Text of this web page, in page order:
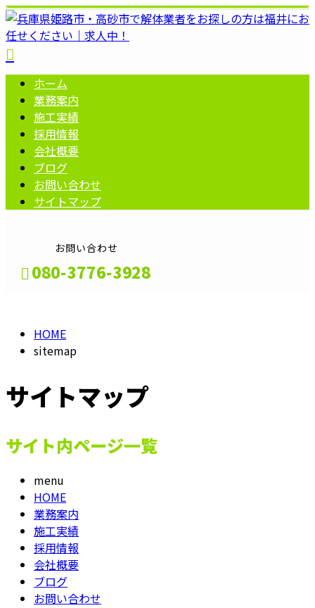
ホーム
業務案内
施工実績
採用情報
会社概要
ブログ
お問い合わせ
サイトマップ
お問い合わせ
080-3776-3928
メールフォーム
HOME
sitemap
サイトマップ
サイト内ページ一覧
menu
HOME
業務案内
施工実績
採用情報
会社概要
ブログ
お問い合わせ